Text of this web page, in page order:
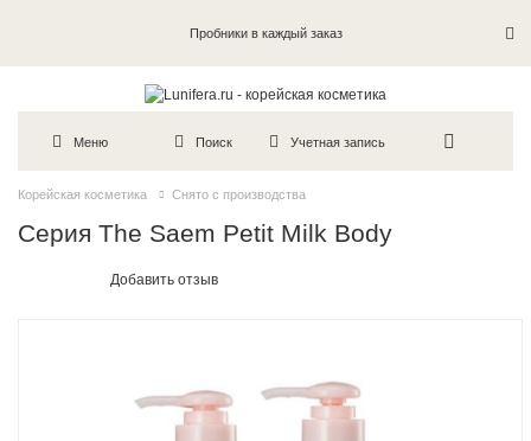
Пробники в каждый заказ
Меню Поиск Учетная запись
Корейская косметика Снято с производства
Серия The Saem Petit Milk Body
Добавить отзыв